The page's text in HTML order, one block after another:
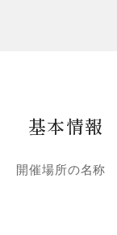
基本情報
開催場所の名称